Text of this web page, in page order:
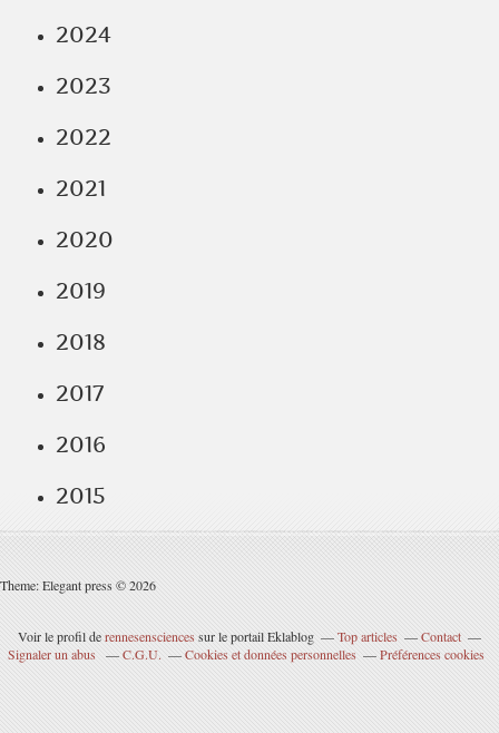
2024
2023
2022
2021
2020
2019
2018
2017
2016
2015
Theme: Elegant press © 2026
Voir le profil derennesensciences sur le portail Eklablog Top articles
Contact
Signaler un abus
C.G.U. Cookies et données personnelles Préférences cookies